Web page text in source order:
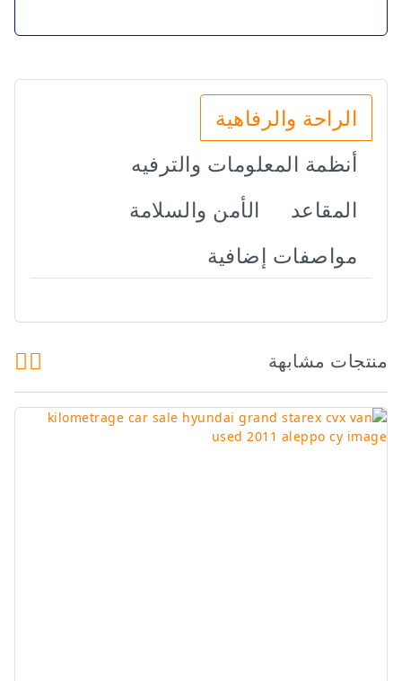
الراحة والرفاهية
أنظمة المعلومات والترفيه
المقاعد
الأمن والسلامة
مواصفات إضافية
منتجات مشابهة